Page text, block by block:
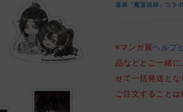
漫画「魔道祖師」コラ
※マンガ展ヘルプ
品などとご一緒
せて一括発送と
ご注文することは